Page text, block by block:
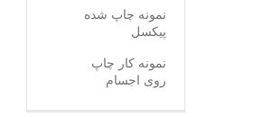
نمونه چاپ شده
پیکسل
نمونه کار چاپ
روی اجسام